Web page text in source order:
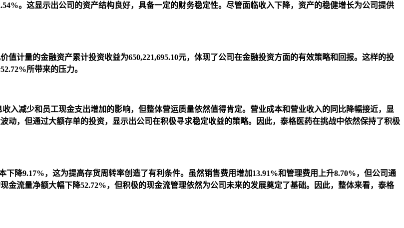
。这显示出公司的资产结构良好，具备一定的财务稳定性。尽管面临收入下降，资产的稳健增长为公司提供
值计量的金融资产累计投资收益为650,221,695.10元，体现了公司在金融投资方面的有效策略和回报。这样的投
所带来的压力。
入减少和员工现金支出增加的影响，但整体营运质量依然值得肯定。营业成本和营业收入的同比降幅接近，显
动，但通过大额存单的投资，显示出公司在积极寻求稳定收益的策略。因此，泰格医药在挑战中依然保持了积极
降9.17%，这为提高存货周转率创造了有利条件。虽然销售费用增加13.91%和管理费用上升8.70%，但公司通
金流量净额大幅下降52.72%，但积极的现金流管理依然为公司未来的发展奠定了基础。因此，整体来看，泰格